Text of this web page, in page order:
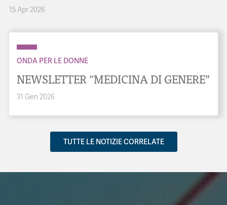
15 Apr 2026
ONDA PER LE DONNE
NEWSLETTER “MEDICINA DI GENERE”
31 Gen 2026
TUTTE LE NOTIZIE CORRELATE